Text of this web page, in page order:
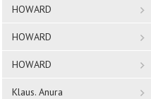
HOWARD
HOWARD
HOWARD
Klaus. Anura